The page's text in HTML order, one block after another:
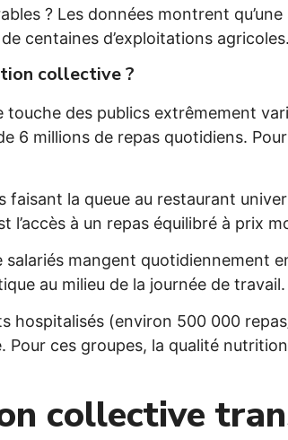
? Les données montrent
centaines d’exploitations agricoles.
collective ?
des publics extrêmement
6 millions de repas quotidiens.
la queue au restaurant
l’accès à un repas équilibré à prix
mangent quotidiennement
au milieu de la journée de travail.
hospitalisés (environ 500 000
ces groupes, la qualité
collective